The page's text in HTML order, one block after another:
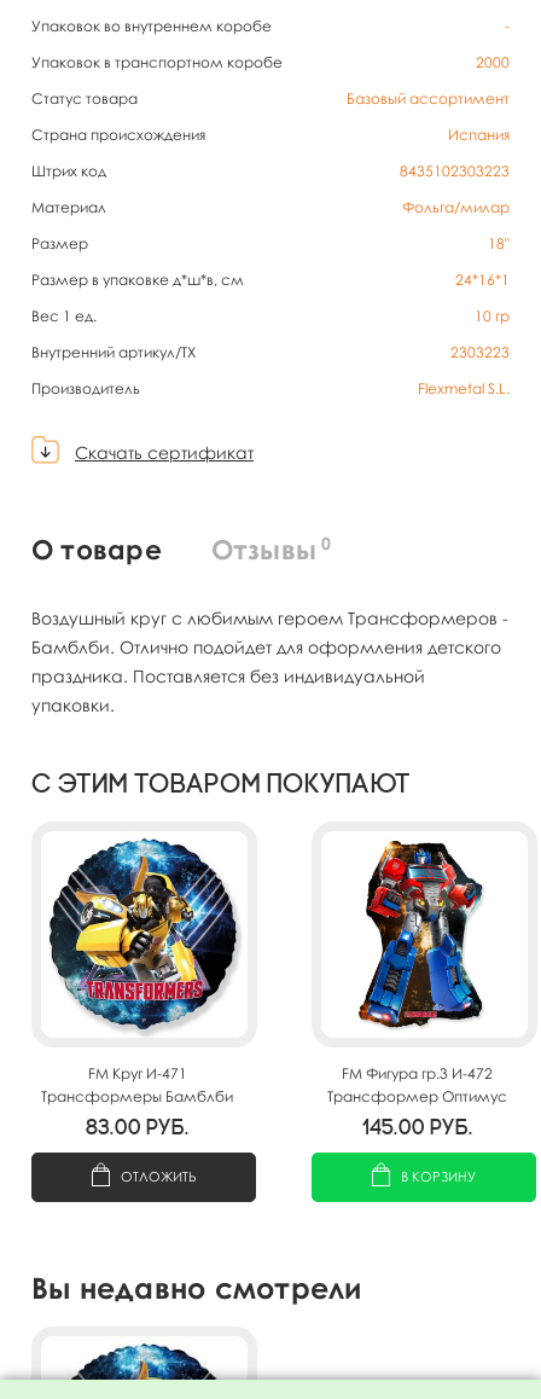
Упаковок во внутреннем коробе
-
Упаковок в транспортном коробе
2000
Статус товара
Базовый ассортимент
Страна происхождения
Испания
Штрих код
8435102303223
Материал
Фольга/милар
Размер
18"
Размер в упаковке д*ш*в, см
24*16*1
Вес 1 ед.
10 гр
Внутренний артикул/TX
2303223
Производитель
Flexmetal S.L.
Скачать сертификат
О товаре Отзывы 0
Воздушный круг с любимым героем Трансформеров -
Бамблби. Отлично подойдет для оформления детского
праздника. Поставляется без индивидуальной
упаковки.
С этим товаром покупают
FM Круг И-471
Трансформеры Бамблби
18"/45см
83.00 руб.
ОТЛОЖИТЬ
FM Фигура гр.3 И-472
Трансформер Оптимус
Прайм 76см X 53см
145.00 руб.
В КОРЗИНУ
Вы недавно смотрели